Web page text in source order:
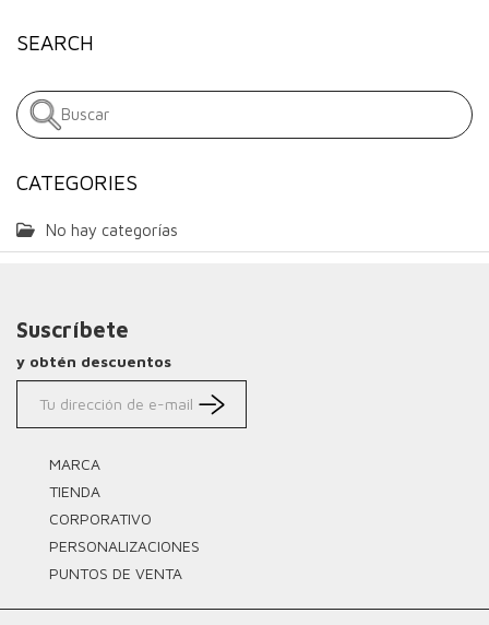
SEARCH
CATEGORIES
No hay categorías
Suscríbete
y obtén descuentos
MARCA
TIENDA
CORPORATIVO
PERSONALIZACIONES
PUNTOS DE VENTA